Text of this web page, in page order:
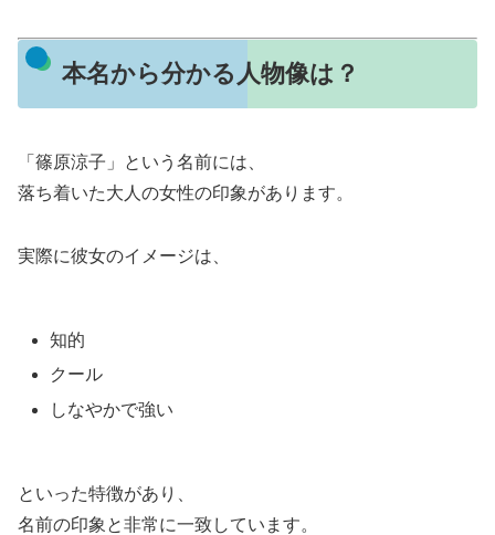
本名から分かる人物像は？
「篠原涼子」という名前には、
落ち着いた大人の女性の印象があります。
実際に彼女のイメージは、
知的
クール
しなやかで強い
といった特徴があり、
名前の印象と非常に一致しています。